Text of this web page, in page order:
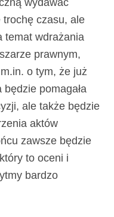
wydawać
czasu, ale
temat wdrażania
prawnym,
o tym, że już
pomagała
ale także będzie
aktów
zawsze będzie
to oceni i
bardzo